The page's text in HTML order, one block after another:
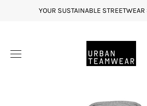
YOUR SUSTAINABLE STREETWEAR